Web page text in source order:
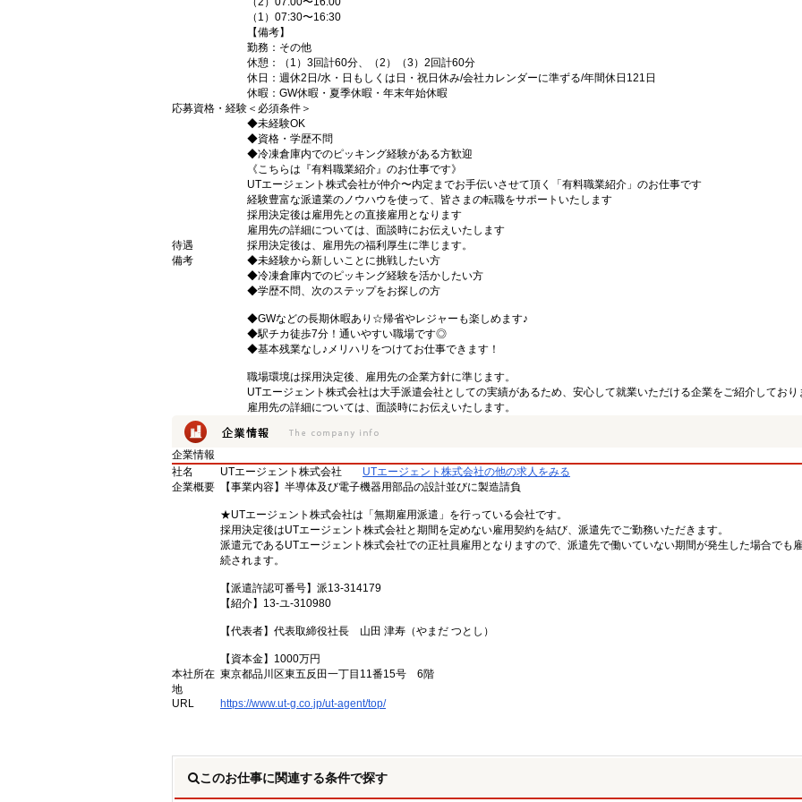
（1）07:30〜16:30
【備考】
勤務：その他
休憩：（1）3回計60分、（2）（3）2回計60分
休日：週休2日/水・日もしくは日・祝日休み/会社カレンダーに準ずる/年間休日121日
休暇：GW休暇・夏季休暇・年末年始休暇
応募資格・経験 ＜必須条件＞
◆未経験OK
◆資格・学歴不問
◆冷凍倉庫内でのピッキング経験がある方歓迎
《こちらは『有料職業紹介』のお仕事です》
UTエージェント株式会社が仲介〜内定までお手伝いさせて頂く「有料職業紹介」のお仕事です
経験豊富な派遣業のノウハウを使って、皆さまの転職をサポートいたします
採用決定後は雇用先との直接雇用となります
雇用先の詳細については、面談時にお伝えいたします
待遇
採用決定後は、雇用先の福利厚生に準じます。
備考
◆未経験から新しいことに挑戦したい方
◆冷凍倉庫内でのピッキング経験を活かしたい方
◆学歴不問、次のステップをお探しの方
◆GWなどの長期休暇あり☆帰省やレジャーも楽しめます♪
◆駅チカ徒歩7分！通いやすい職場です◎
◆基本残業なし♪メリハリをつけてお仕事できます！
職場環境は採用決定後、雇用先の企業方針に準じます。
UTエージェント株式会社は大手派遣会社としての実績があるため、安心して就業いただける企業をご紹介しており
雇用先の詳細については、面談時にお伝えいたします。
企業情報
社名
UTエージェント株式会社
UTエージェント株式会社の他の求人をみる
企業概要
【事業内容】半導体及び電子機器用部品の設計並びに製造請負
★UTエージェント株式会社は「無期雇用派遣」を行っている会社です。
採用決定後はUTエージェント株式会社と期間を定めない雇用契約を結び、派遣先でご勤務いただきます。
派遣元であるUTエージェント株式会社での正社員雇用となりますので、派遣先で働いていない期間が発生した場合でも
続されます。
【派遣許認可番号】派13-314179
【紹介】13-ユ-310980
【代表者】代表取締役社長 山田 津寿（やまだ つとし）
【資本金】1000万円
本社所在
地
東京都品川区東五反田一丁目11番15号 6階
URL https://www.ut-g.co.jp/ut-agent/top/
このお仕事に関連する条件で探す